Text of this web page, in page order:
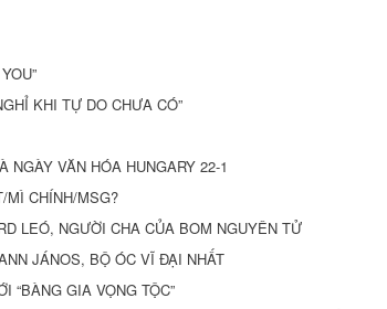
KHI TỰ DO CHƯA CÓ”
NGÀY VĂN HÓA HUNGARY 22-1
MÌ CHÍNH/MSG?
LEÓ, NGƯỜI CHA CỦA BOM NGUYÊN TỬ
JÁNOS, BỘ ÓC VĨ ĐẠI NHẤT
“BÀNG GIA VỌNG TỘC”